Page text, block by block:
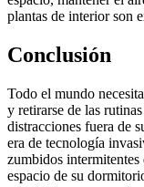
plantas de interior son
Conclusión
Todo el mundo
y retirarse de las
distracciones fuera de
era de tecnología
zumbidos
espacio de su